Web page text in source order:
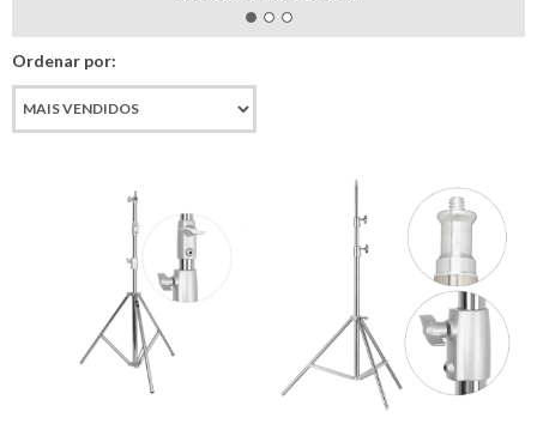
Ordenar por: